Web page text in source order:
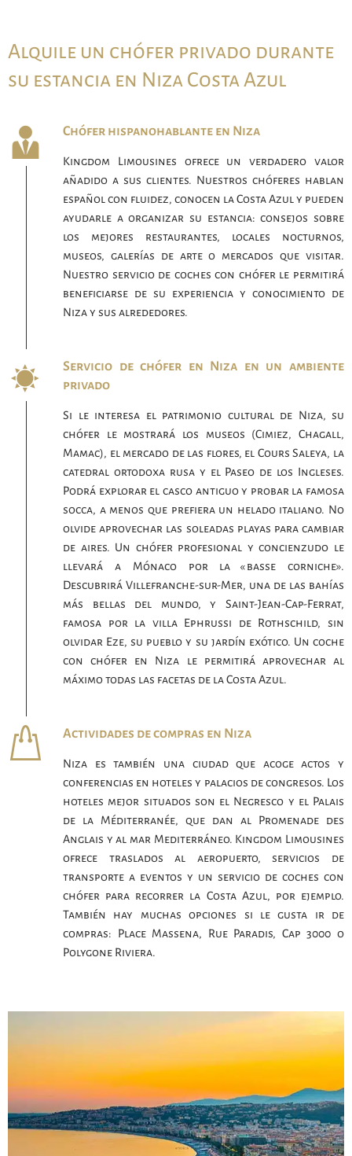
Alquile un chófer privado durante
su estancia en Niza Costa Azul
Chófer hispanohablante en Niza
Kingdom Limousines ofrece un verdadero valor
añadido a sus clientes. Nuestros chóferes hablan
español con fluidez, conocen la Costa Azul y pueden
ayudarle a organizar su estancia: consejos sobre
los mejores restaurantes, locales nocturnos,
museos, galerías de arte o mercados que visitar.
Nuestro servicio de coches con chófer le permitirá
beneficiarse de su experiencia y conocimiento de
Niza y sus alrededores.
Servicio de chófer en Niza en un ambiente
privado
Si le interesa el patrimonio cultural de Niza, su
chófer le mostrará los museos (Cimiez, Chagall,
Mamac), el mercado de las flores, el Cours Saleya, la
catedral ortodoxa rusa y el Paseo de los Ingleses.
Podrá explorar el casco antiguo y probar la famosa
socca, a menos que prefiera un helado italiano. No
olvide aprovechar las soleadas playas para cambiar
de aires. Un chófer profesional y concienzudo le
llevará a Mónaco por la «basse corniche».
Descubrirá Villefranche-sur-Mer, una de las bahías
más bellas del mundo, y Saint-Jean-Cap-Ferrat,
famosa por la villa Ephrussi de Rothschild, sin
olvidar Eze, su pueblo y su jardín exótico. Un coche
con chófer en Niza le permitirá aprovechar al
máximo todas las facetas de la Costa Azul.
Actividades de compras en Niza
Niza es también una ciudad que acoge actos y
conferencias en hoteles y palacios de congresos. Los
hoteles mejor situados son el Negresco y el Palais
de la Méditerranée, que dan al Promenade des
Anglais y al mar Mediterráneo. Kingdom Limousines
ofrece traslados al aeropuerto, servicios de
transporte a eventos y un servicio de coches con
chófer para recorrer la Costa Azul, por ejemplo.
También hay muchas opciones si le gusta ir de
compras: Place Massena, Rue Paradis, Cap 3000 o
Polygone Riviera.